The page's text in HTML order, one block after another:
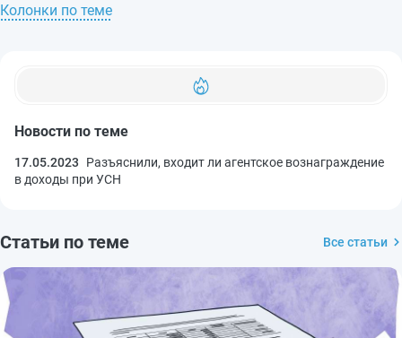
Новости по теме
17.05.2023
Разъяснили, входит ли агентское вознаграждение
в доходы при УСН
Статьи по теме Все статьи
Колонки по теме